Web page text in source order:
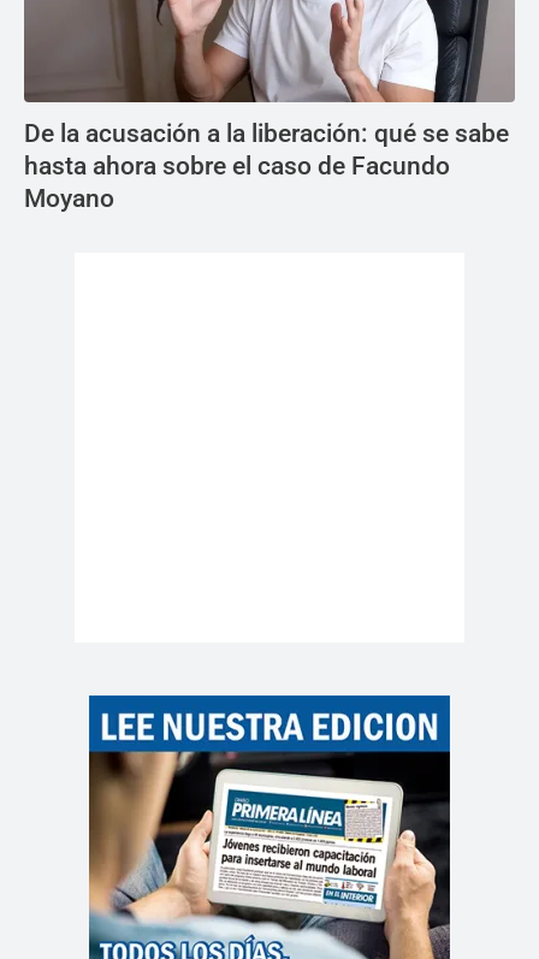
De la acusación a la liberación: qué se sabe
hasta ahora sobre el caso de Facundo
Moyano